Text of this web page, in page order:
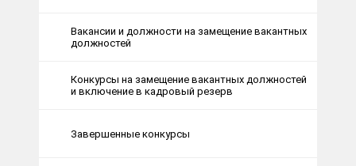
Вакансии и должности на замещение вакантных
должностей
Конкурсы на замещение вакантных должностей
и включение в кадровый резерв
Завершенные конкурсы